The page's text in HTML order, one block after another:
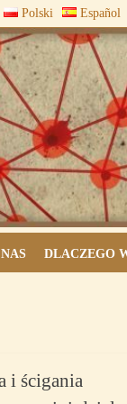
Polski Español
DLACZEGO
i ścigania